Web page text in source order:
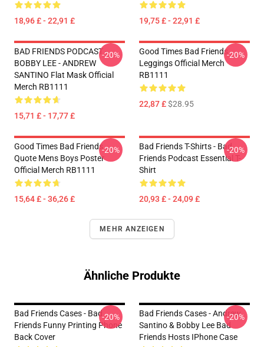
18,96 £ - 22,91 £ 19,75 £ - 22,91 £
BAD FRIENDS PODCAST -
BOBBY LEE - ANDREW
SANTINO Flat Mask Official
Merch RB1111
15,71 £ - 17,77 £
-20%
Good Times Bad Friends
Leggings Official Merch
RB1111
22,87 £$28.95
-20%
Good Times Bad Friends
Quote Mens Boys Poster
Official Merch RB1111
15,64 £ - 36,26 £
-20%
Bad Friends T-Shirts - Bad
Friends Podcast Essential T-
Shirt
20,93 £ - 24,09 £
-20%
MEHR ANZEIGEN
Ähnliche Produkte
Bad Friends Cases - Bad
Friends Funny Printing Phone
Back Cover
-20%
Bad Friends Cases - Andrew
Santino & Bobby Lee Bad
Friends Hosts IPhone Case
-20%